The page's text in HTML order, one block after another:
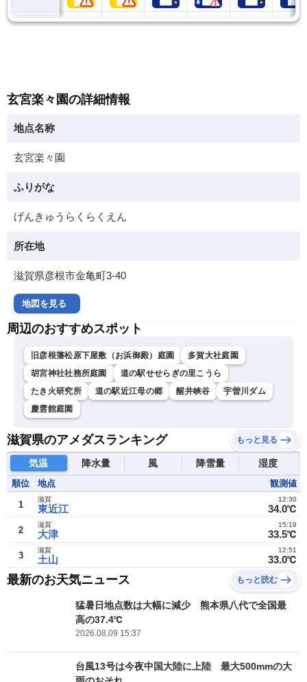
玄宮楽々園の詳細情報
地点名称
玄宮楽々園
ふりがな
げんきゅうらくらくえん
所在地
滋賀県彦根市金亀町3-40
地図を見る
周辺のおすすめスポット
旧彦根藩松原下屋敷（お浜御殿）庭園
多賀大社庭園
胡宮神社社務所庭園
道の駅せせらぎの里こうら
たき火研究所
道の駅近江母の郷 醒井峡谷
宇曽川ダム
慶雲館庭園
滋賀県のアメダスランキング もっと見る
気温 降水量 風 降雪量 湿度
順位 地点 観測値
1 東近江
滋賀
34.0℃
12:30
2 大津
滋賀
33.5℃
15:19
3 土山
滋賀
33.0℃
12:51
最新のお天気ニュース もっと読む
猛暑日地点数は大幅に減少 熊本県八代で全国最
高の37.4℃
2026.08.09 15:37
台風13号は今夜中国大陸に上陸 最大500mmの大